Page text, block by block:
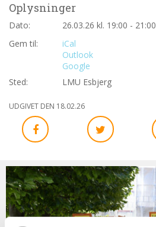
internationalt
2.8:
Nyhedsbrev
4.0:
Webshop
Oplysninger
Dato:
26.03.26 kl. 19:00 - 21:00
Gem til:
iCal
Outlook
Google
Sted:
LMU Esbjerg
UDGIVET DEN 18.02.26
Bliv
medlem
af
Retten